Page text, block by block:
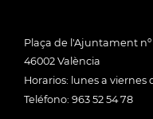
Plaça de l'Ajuntament nº
46002 València
Horarios: lunes a viernes
Teléfono: 963 52 54 78